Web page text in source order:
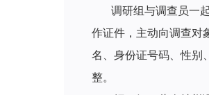
调研组与调查员一起
作证件，主动向调查对
名、身份证号码、性别
整。